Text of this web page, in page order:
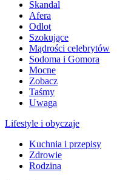
Skandal
Afera
Odlot
Szokujące
Mądrości celebrytów
Sodoma i Gomora
Mocne
Zobacz
Taśmy
Uwaga
Lifestyle i obyczaje
Kuchnia i przepisy
Zdrowie
Rodzina